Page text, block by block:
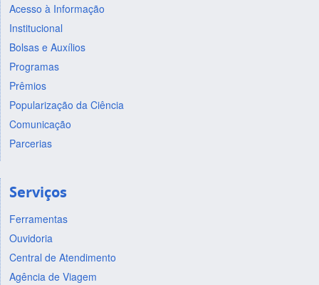
Acesso à Informação
Institucional
Bolsas e Auxílios
Programas
Prêmios
Popularização da Ciência
Comunicação
Parcerias
Serviços
Ferramentas
Ouvidoria
Central de Atendimento
Agência de Viagem